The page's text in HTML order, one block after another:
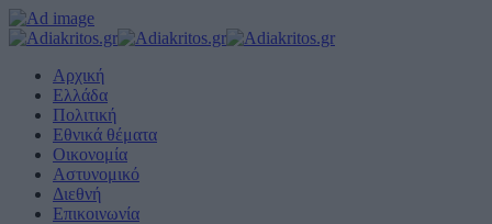
Αρχική
Ελλάδα
Πολιτική
Εθνικά θέματα
Οικονομία
Αστυνομικό
Διεθνή
Επικοινωνία